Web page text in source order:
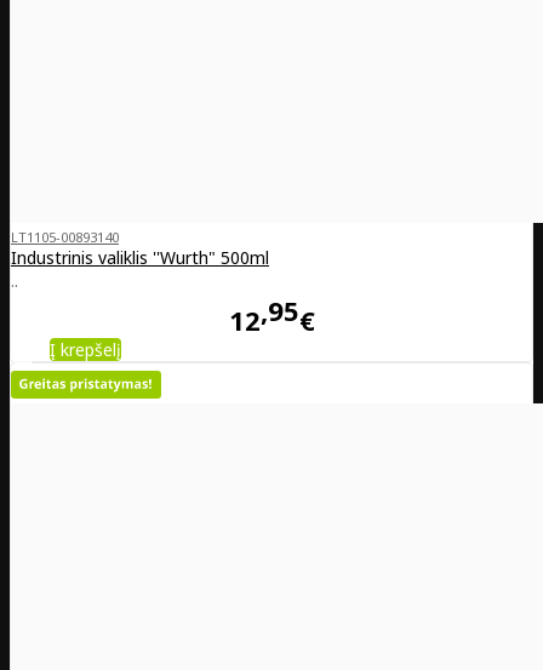
LT1105-00893140
Industrinis valiklis ''Wurth" 500ml
..
12 95€
Į krepšelį